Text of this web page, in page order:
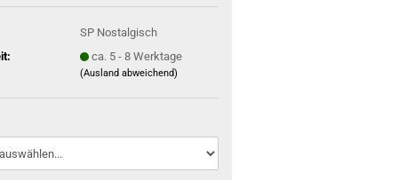
SP Nostalgisch
ca. 5 - 8 Werktage
(Ausland abweichend)